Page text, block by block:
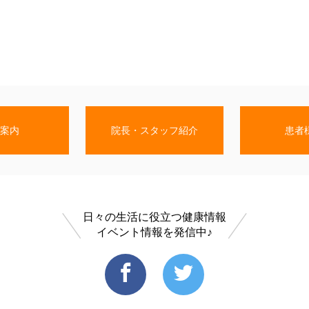
内 院長・スタッフ紹介 患者
日々の生活に役立つ健康情報
イベント情報を発信中♪